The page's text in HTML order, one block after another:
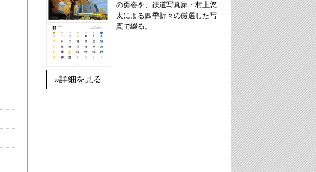
»詳細を見る
の勇姿を、鉄道写真家・村上悠
太による四季折々の厳選した写
真で綴る。